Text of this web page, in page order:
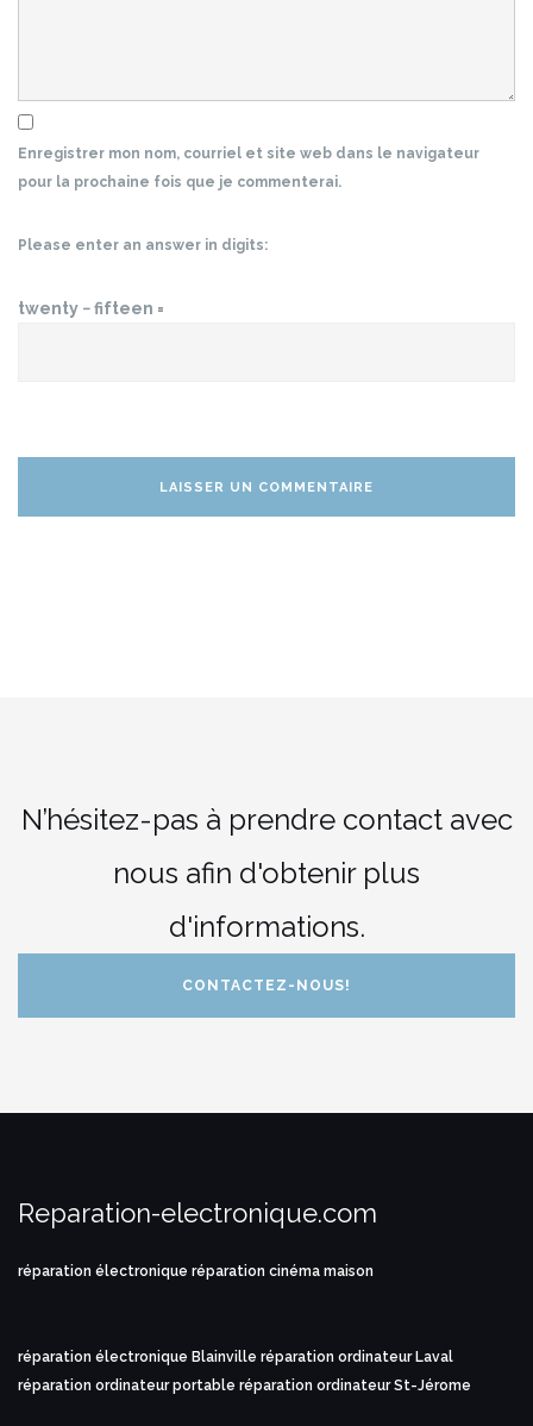
Enregistrer mon nom, courriel et site web dans le navigateur
pour la prochaine fois que je commenterai.
Please enter an answer in digits:
twenty − fifteen =
N’hésitez-pas à prendre contact avec
nous afin d'obtenir plus
d'informations.
CONTACTEZ-NOUS!
Reparation-electronique.com
réparation électronique réparation cinéma maison
réparation électronique Blainville réparation ordinateur Laval
réparation ordinateur portable réparation ordinateur St-Jérome